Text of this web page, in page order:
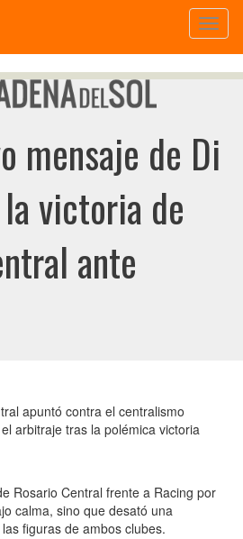
mensaje de Di
victoria de
ante
apuntó contra el centralismo
arbitraje tras la polémica victoria
Rosario Central frente a Racing por
calma, sino que desató una
figuras de ambos clubes.